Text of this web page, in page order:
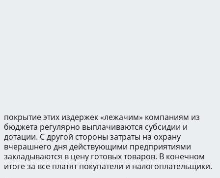
покрытие этих издержек «лежачим» компаниям из
бюджета регулярно выплачиваются субсидии и
дотации. С другой стороны затраты на охрану
вчерашнего дня действующими предприятиями
закладываются в цену готовых товаров. В конечном
итоге за все платят покупатели и налогоплательщики.